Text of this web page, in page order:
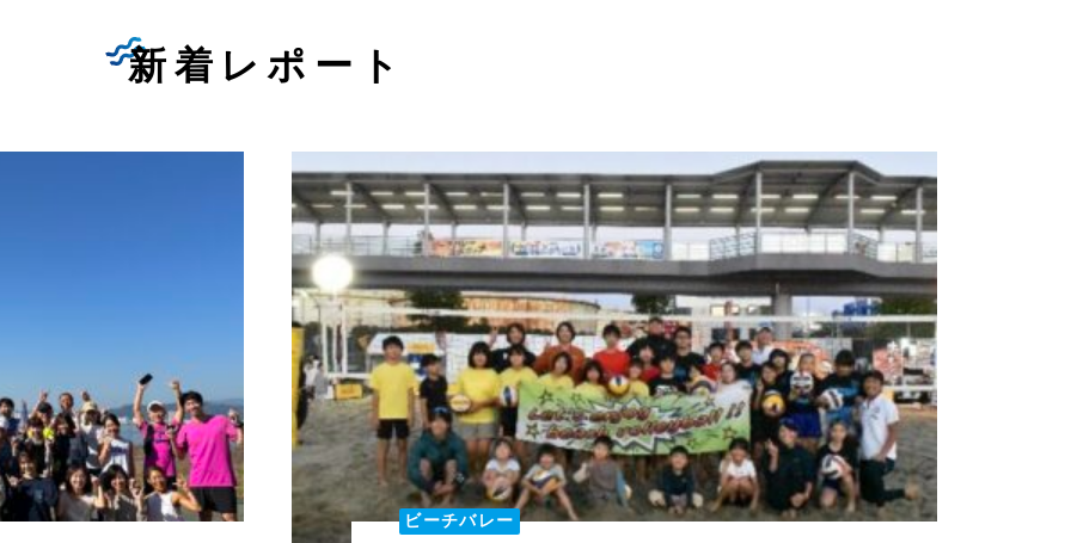
新着レポート
ビーチバレー